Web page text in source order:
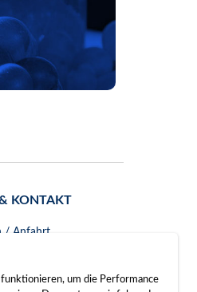
KONTAKT
/ Anfahrt
um die Performance